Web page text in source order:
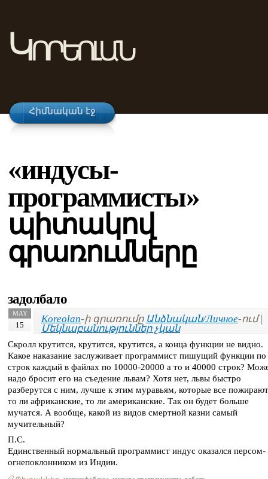
Կորեոլան
Հիմնական էջ
«индусы-
программисты»
պիտակով
գրառումները
задолбало
MAY
15
Koreolan-ի գրառումը Անձնական/Личное-ում |
Մեկնաբանություններ չկան
Скролл крутится, крутится, крутится, а конца функции не видно.
Какое наказание заслуживает программист пишущий функции
строк каждый в файлах по 10000-20000 а то и 40000 строк?
надо бросит его на съедение львам? Хотя нет, львы быстро
разберутся с ним, лучше к этим муравьям, которые все
то ли африканские, то ли американские. Так он будет больше
мучатся. А вообще, какой из видов смертной казни самый
мучительный?
П.С.
Единственный нормальный программист индус оказался персом-
огнепоклонником из Индии.